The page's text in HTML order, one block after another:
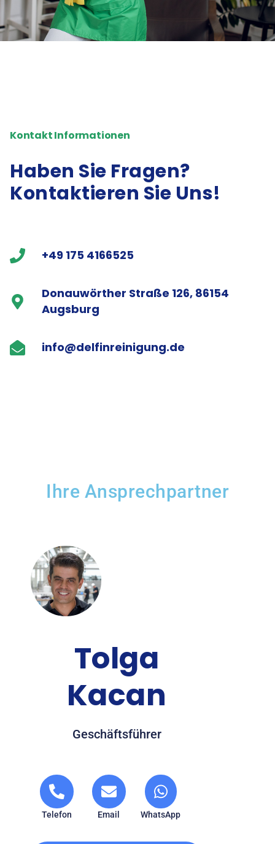
Kontakt Informationen
Haben Sie Fragen?
Kontaktieren Sie Uns!
+49 175 4166525
Donauwörther Straße 126, 86154
Augsburg
info@delfinreinigung.de
Ihre Ansprechpartner
Tolga
Kacan
Geschäftsführer
Telefon Email WhatsApp